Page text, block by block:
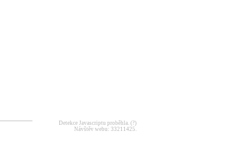
Detekce Javascriptu proběhla. (?)
Návštěv webu: 33211425.